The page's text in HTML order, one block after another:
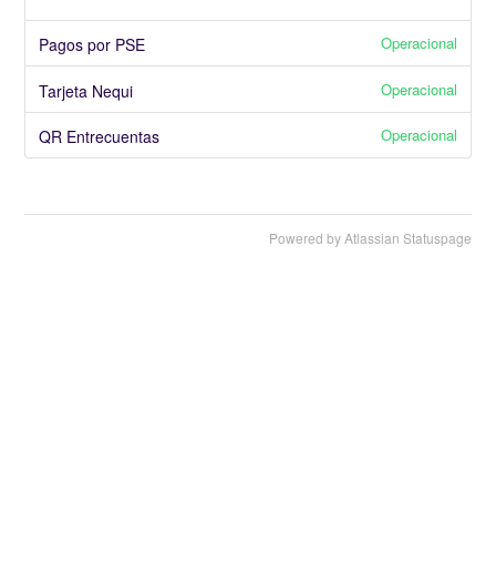
Pagos por PSE Operacional
Tarjeta Nequi Operacional
QR Entrecuentas Operacional
Powered by Atlassian Statuspage